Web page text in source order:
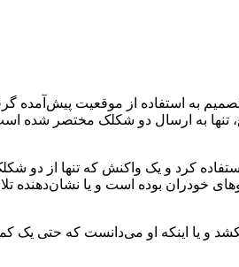
به استفاده از موقعیت پیش‌آمده
تنها به ارسال دو شکلک مختصر شده
کرد و یک واکنش که تنها از دو
خودران بوده است و یا نشان‌دهنده
و یا اینکه او می‌دانست که حتی یک